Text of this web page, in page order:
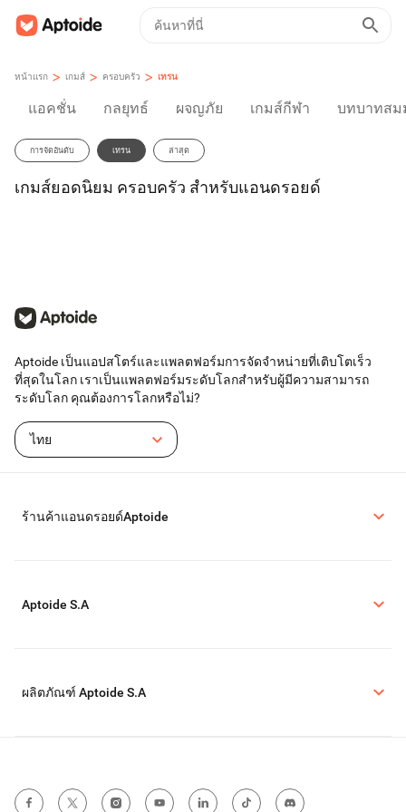
หน้าแรก > เกมส์ > ครอบครัว > เทรน
แอคชั่น กลยุทธ์ ผจญภัย เกมส์กีฬา บทบาทสม
การจัดอันดับ เทรน ล่าสุด
เกมส์ยอดนิยม ครอบครัว สำหรับแอนดรอยด์
Aptoide เป็นแอปสโตร์และแพลตฟอร์มการจัดจำหน่ายที่เติบโตเร็ว
ที่สุดในโลก เราเป็นแพลตฟอร์มระดับโลกสำหรับผู้มีความสามารถ
ระดับโลก คุณต้องการโลกหรือไม่?
ไทย
ร้านค้าแอนดรอยด์Aptoide
Aptoide S.A
ผลิตภัณฑ์ Aptoide S.A